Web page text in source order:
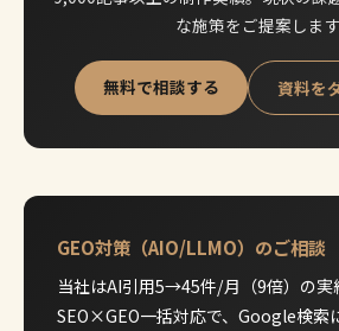
な施策をご提案します
無料で相談する 資料を
GEO対策（AIO/LLMO）のご相談
当社はAI引用5→45件/月（9倍）の実
SEO×GEO一括対応で、Google検索